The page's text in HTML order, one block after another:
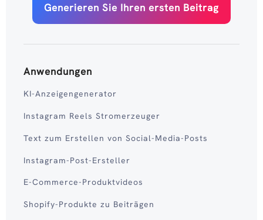
Generieren Sie Ihren ersten Beitrag
Anwendungen
KI-Anzeigengenerator
Instagram Reels Stromerzeuger
Text zum Erstellen von Social-Media-Posts
Instagram-Post-Ersteller
E-Commerce-Produktvideos
Shopify-Produkte zu Beiträgen